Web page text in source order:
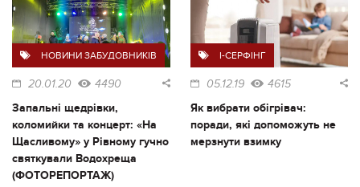
НОВИНИ ЗАБУДОВНИКІВ
20.01.20 4490
Запальні щедрівки,
коломийки та концерт: «На
Щасливому» у Рівному гучно
святкували Водохреща
(ФОТОРЕПОРТАЖ)
I-СЕРФІНГ
05.12.19 4615
Як вибрати обігрівач:
поради, які допоможуть не
мерзнути взимку